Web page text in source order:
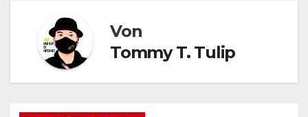
Von
Tommy T. Tulip